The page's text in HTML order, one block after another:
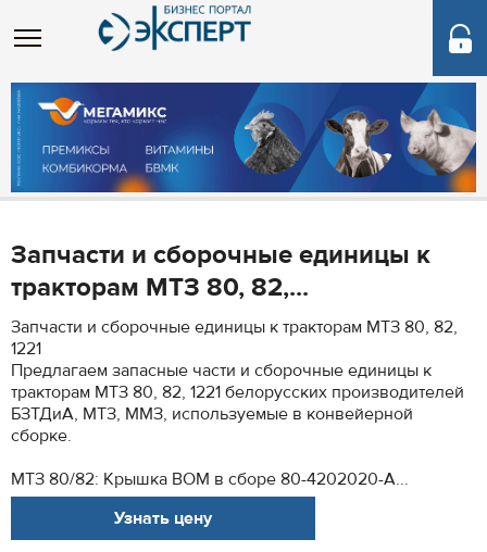
Запчасти и сборочные единицы к
тракторам МТЗ 80, 82,...
Запчасти и сборочные единицы к тракторам МТЗ 80, 82,
1221
Предлагаем запасные части и сборочные единицы к
тракторам МТЗ 80, 82, 1221 белорусских производителей
БЗТДиА, МТЗ, ММЗ, используемые в конвейерной
сборке.
МТЗ 80/82: Крышка ВОМ в сборе 80-4202020-А...
Узнать цену